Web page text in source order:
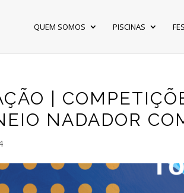
QUEM SOMOS PISCINAS
|
NADADOR